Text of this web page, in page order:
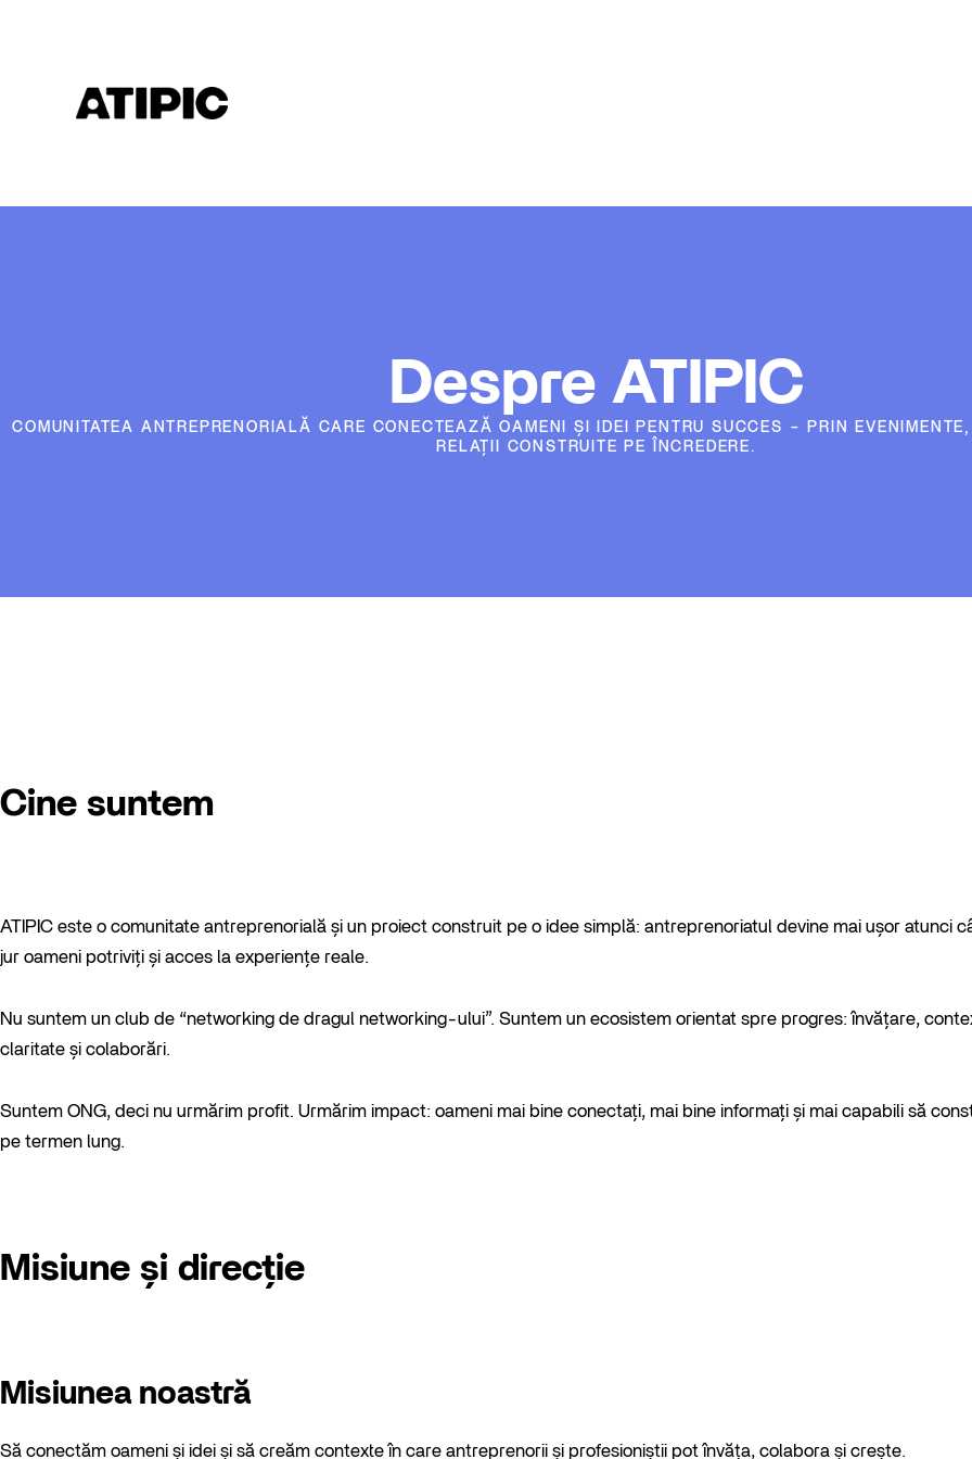
Despre ATIPIC
COMUNITATEA ANTREPRENORIALĂ CARE CONECTEAZĂ OAMENI ȘI IDEI PENTRU SUCCES – PRIN
RELAȚII CONSTRUITE PE ÎNCREDERE.
Cine suntem
ATIPIC este o comunitate antreprenorială și un proiect construit pe o idee simplă: antreprenoriatul devine mai ușor atunci
jur oameni potriviți și acces la experiențe reale.
Nu suntem un club de “networking de dragul networking-ului”. Suntem un ecosistem orientat spre progres: învățare,
claritate și colaborări.
Suntem ONG, deci nu urmărim profit. Urmărim impact: oameni mai bine conectați, mai bine informați și mai capabili să
pe termen lung.
Misiune și direcție
Misiunea noastră
Să conectăm oameni și idei și să creăm contexte în care antreprenorii și profesioniștii pot învăța, colabora și crește.